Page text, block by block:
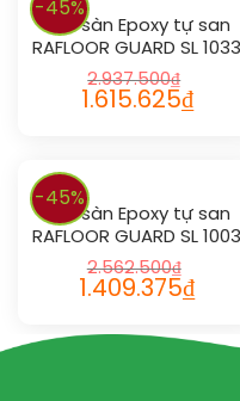
-45%
Sơn sàn Epoxy tự san
RAFLOOR GUARD SL 1033
2.937.500₫
1.615.625₫
-45%
Sơn sàn Epoxy tự san
RAFLOOR GUARD SL 1003
2.562.500₫
1.409.375₫